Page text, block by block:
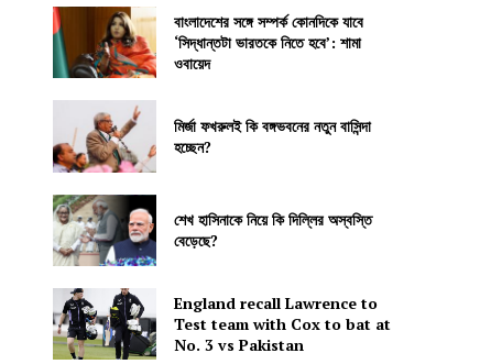
বাংলাদেশের সঙ্গে সম্পর্ক কোনদিকে যাবে
‘সিদ্ধান্তটা ভারতকে নিতে হবে’: শামা
ওবায়েদ
মির্জা ফখরুলই কি বঙ্গভবনের নতুন বাসিন্দা
হচ্ছেন?
শেখ হাসিনাকে নিয়ে কি দিল্লির অস্বস্তি
বেড়েছে?
England recall Lawrence to
Test team with Cox to bat at
No. 3 vs Pakistan